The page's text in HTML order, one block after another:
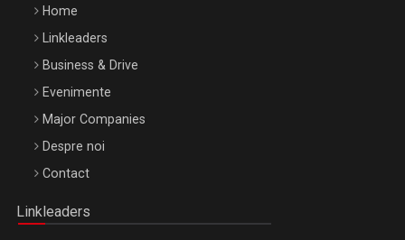
Be Inspired. Make it Happen!, ARTEMIS LETO, ORADEA, 8
Octombrie
Home
Linkleaders
Business & Drive
Evenimente
Major Companies
Despre noi
Contact
Linkleaders